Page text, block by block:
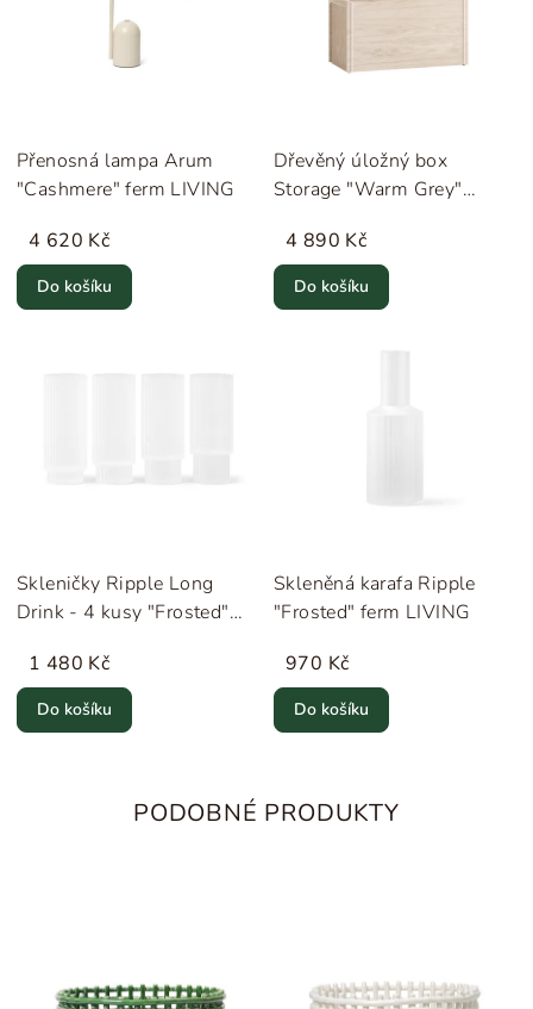
Přenosná lampa Arum
"Cashmere" ferm LIVING
4 620 Kč
Do košíku
Dřevěný úložný box
Storage "Warm Grey"
4 890 Kč
Do košíku
Skleničky Ripple Long
Drink - 4 kusy "Frosted"
1 480 Kč
Do košíku
Skleněná karafa Ripple
"Frosted" ferm LIVING
970 Kč
Do košíku
PODOBNÉ PRODUKTY